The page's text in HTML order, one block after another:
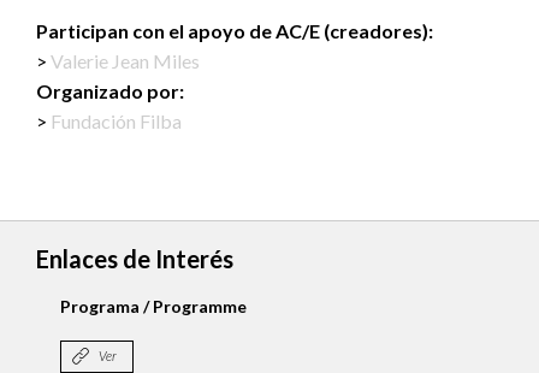
Participan con el apoyo de AC/E (creadores):
Valerie Jean Miles
Organizado por:
Fundación Filba
Enlaces de Interés
Programa / Programme
Ver